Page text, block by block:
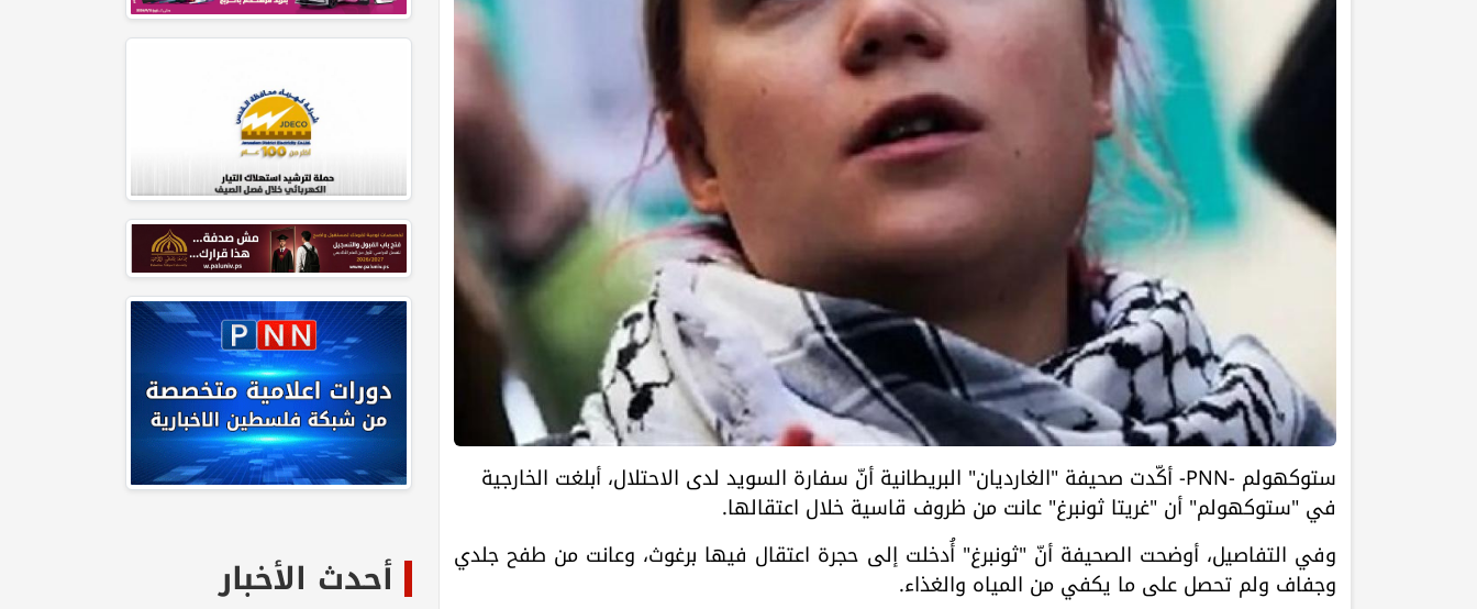
ستوكهولم -PNN- أكّدت صحيفة "الغارديان" البريطانية أنّ سفارة السويد لدى الاحتلال، أبلغت الخارجية
في "ستوكهولم" أن "غريتا ثونبرغ" عانت من ظروف قاسية خلال اعتقالها.
وفي التفاصيل، أوضحت الصحيفة أنّ "ثونبرغ" أُدخلت إلى حجرة اعتقال فيها برغوث، وعانت من طفح جلدي
وجفاف ولم تحصل على ما يكفي من المياه والغذاء.
أحدث الأخبار